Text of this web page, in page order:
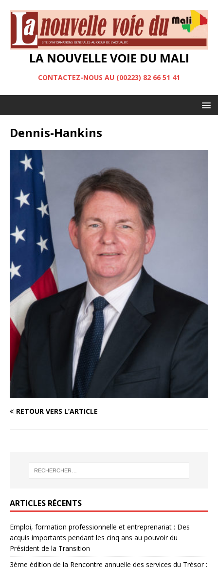
LA NOUVELLE VOIE DU MALI
CONTACTEZ-NOUS AU (00223) 82 66 51 41
Dennis-Hankins
RETOUR VERS L’ARTICLE
ARTICLES RÉCENTS
Emploi, formation professionnelle et entreprenariat : Des
acquis importants pendant les cinq ans au pouvoir du
Président de la Transition
3ème édition de la Rencontre annuelle des services du Trésor :